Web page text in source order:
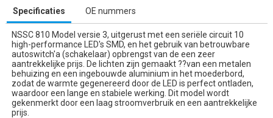
Specificaties OE nummers
NSSC 810 Model versie 3, uitgerust met een seriële circuit 10
high-performance LED's SMD, en het gebruik van betrouwbare
autoswitch'a (schakelaar) opbrengst van de een zeer
aantrekkelijke prijs. De lichten zijn gemaakt ??van een metalen
behuizing en een ingebouwde aluminium in het moederbord,
zodat de warmte gegenereerd door de LED is perfect ontladen,
waardoor een lange en stabiele werking. Dit model wordt
gekenmerkt door een laag stroomverbruik en een aantrekkelijke
prijs.